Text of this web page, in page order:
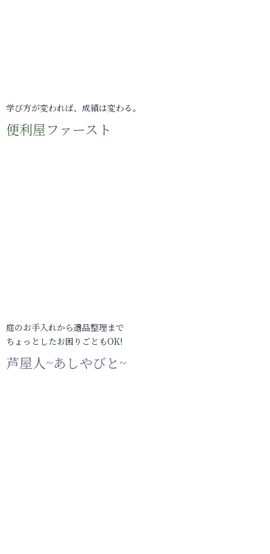
学び方が変われば、成績は変わる。
便利屋ファースト
庭のお手入れから遺品整理まで
ちょっとしたお困りごともOK!
芦屋人~あしやびと~